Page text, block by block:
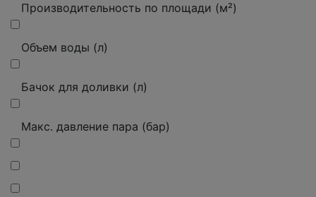
Производительность по площади (м²)
Объем воды (л)
Бачок для доливки (л)
Макс. давление пара (бар)